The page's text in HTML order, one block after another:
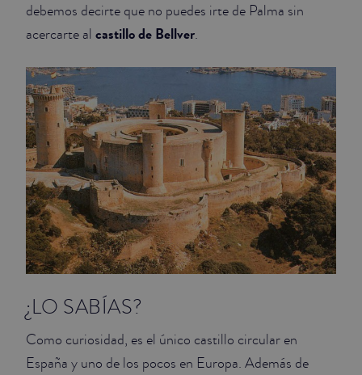
debemos decirte que no puedes irte de Palma sin
acercarte al castillo de Bellver.
¿LO SABÍAS?
Como curiosidad, es el único castillo circular en
España y uno de los pocos en Europa. Además de
DOBLE INN CATEDRAL
JUNIOR SUITES
SUITE